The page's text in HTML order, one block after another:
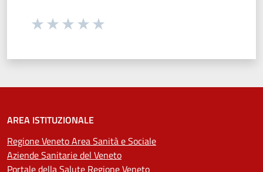
Seleziona una valutazione da 1 a 5 stelle
AREA ISTITUZIONALE
Regione Veneto Area Sanità e Sociale
Aziende Sanitarie del Veneto
Portale della Salute Regione Veneto